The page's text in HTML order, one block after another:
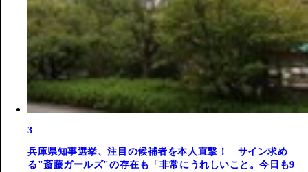
3
兵庫県知事選挙、注目の候補者を本人直撃！ サイン求め
る"斎藤ガールズ"の存在も「非常にうれしいこと。今日も9